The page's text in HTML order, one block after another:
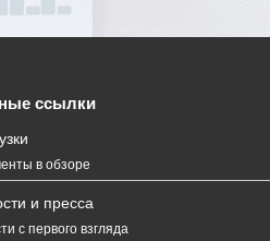
ссылки
в обзоре
и пресса
с первого взгляда